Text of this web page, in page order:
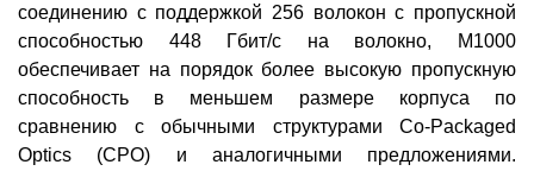
соединению с поддержкой 256 волокон с пропускной
способностью 448 Гбит/с на волокно, M1000
обеспечивает на порядок более высокую пропускную
способность в меньшем размере корпуса по
сравнению с обычными структурами Co-Packaged
Optics (CPO) и аналогичными предложениями.